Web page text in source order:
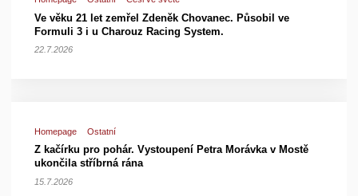
Ve věku 21 let zemřel Zdeněk Chovanec. Působil ve
Formuli 3 i u Charouz Racing System.
22.7.2026
Homepage Ostatní
Z kačírku pro pohár. Vystoupení Petra Morávka v Mostě
ukončila stříbrná rána
15.7.2026